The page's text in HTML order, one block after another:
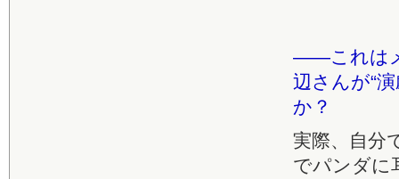
――これは
辺さんが“
か？
実際、自分
でパンダに